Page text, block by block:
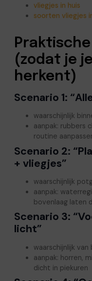
vliegjes in huis
soorten vliegjes
(zodat je
herkent)
Scenario 1:
waarschijnlijk
aanpak: rubbers
routine
Scenario 2:
+ vliegjes”
waarschijnlijk
aanpak:
bovenlaag laten
Scenario 3:
licht”
waarschijnlijk
aanpak: horren,
dicht in piekuren